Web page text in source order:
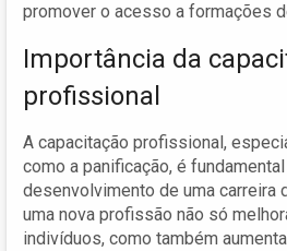
promover o acesso a formações
Importância da
profissional
A capacitação profissional,
como a panificação, é
desenvolvimento de uma carreira
uma nova profissão não só
indivíduos, como também